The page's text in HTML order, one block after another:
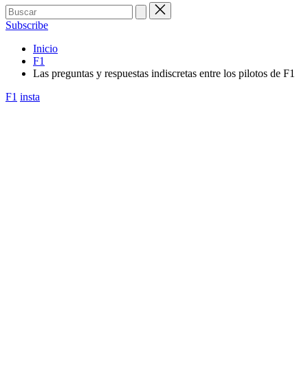
Buscar:
Subscribe
Inicio
F1
Las preguntas y respuestas indiscretas entre los pilotos de F1
Publicada
F1 insta